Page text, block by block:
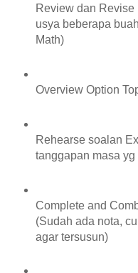
Review dan
usya beberapa
Math)
Overview Option
Rehearse soalan
tanggapan masa
Complete and
(Sudah ada nota,
agar tersusun)